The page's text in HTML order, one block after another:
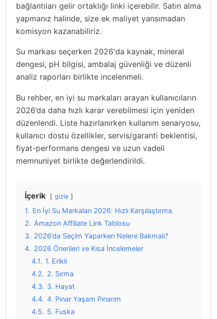
bağlantıları gelir ortaklığı linki içerebilir. Satın alma
yapmanız halinde, size ek maliyet yansımadan
komisyon kazanabiliriz.
Su markası seçerken 2026'da kaynak, mineral
dengesi, pH bilgisi, ambalaj güvenliği ve düzenli
analiz raporları birlikte incelenmeli.
Bu rehber, en iyi su markaları arayan kullanıcıların
2026’da daha hızlı karar verebilmesi için yeniden
düzenlendi. Liste hazırlanırken kullanım senaryosu,
kullanıcı dostu özellikler, servis/garanti beklentisi,
fiyat-performans dengesi ve uzun vadeli
memnuniyet birlikte değerlendirildi.
İçerik gizle
1. En İyi Su Markaları 2026: Hızlı Karşılaştırma
2. Amazon Affiliate Link Tablosu
3. 2026’da Seçim Yaparken Nelere Bakmalı?
4. 2026 Önerileri ve Kısa İncelemeler
4.1. 1. Erikli
4.2. 2. Sırma
4.3. 3. Hayat
4.4. 4. Pınar Yaşam Pınarım
4.5. 5. Fuska